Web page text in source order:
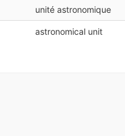
unité astronomique
astronomical unit